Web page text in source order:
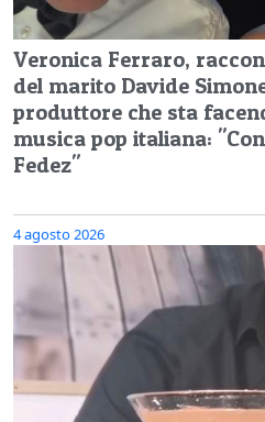
Veronica Ferraro,
del marito Davide
produttore che sta
musica pop italiana:
Fedez"
4 agosto 2026